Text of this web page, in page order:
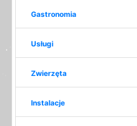
Gastronomia
Usługi
Zwierzęta
Instalacje